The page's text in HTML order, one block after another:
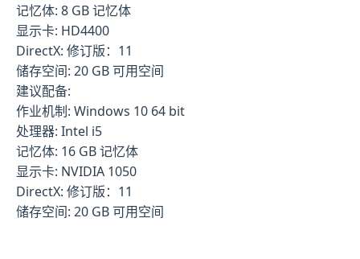
记忆体: 8 GB 记忆体
显示卡: HD4400
DirectX: 修订版：11
储存空间: 20 GB 可用空间
建议配备:
作业机制: Windows 10 64 bit
处理器: Intel i5
记忆体: 16 GB 记忆体
显示卡: NVIDIA 1050
DirectX: 修订版：11
储存空间: 20 GB 可用空间